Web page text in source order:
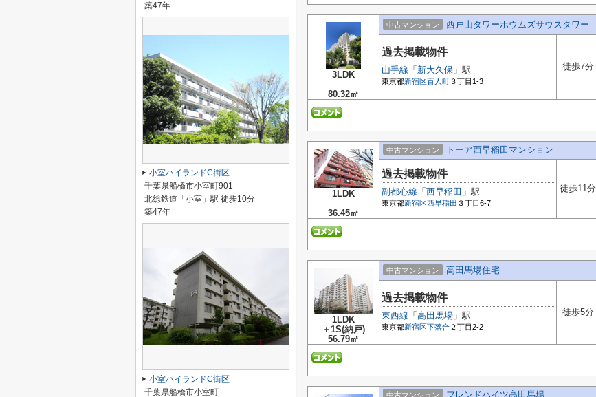
3LDK
80.32㎡
中古マンション 西戸山タワーホウムズサウスタワー
過去掲載物件
山手線 「 新大久保 」駅
東京都新宿区百人町 ３丁目1-3
徒歩7分
1LDK
36.45㎡
中古マンション トーア西早稲田マンション
過去掲載物件
副都心線 「 西早稲田 」駅
東京都新宿区西早稲田 ３丁目6-7
徒歩11分
1LDK
＋1S(納戸)
56.79㎡
中古マンション 高田馬場住宅
過去掲載物件
東西線 「 高田馬場 」駅
東京都新宿区下落合 ２丁目2-2
徒歩5分
中古マンション フレンドハイツ高田馬場
築47年
小室ハイランドC街区
千葉県船橋市小室町901
北総鉄道「小室」駅 徒歩10分
築47年
小室ハイランドC街区
千葉県船橋市小室町